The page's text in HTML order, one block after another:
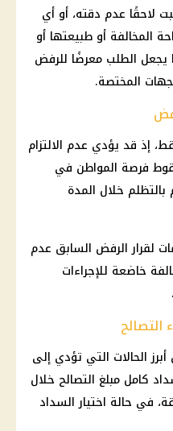
لاحقًا عدم دقته، أو أي
المخالفة أو طبيعتها أو
يجعل الطلب معرضًا للرفض
المختصة.
إذ قد يؤدي عدم الالتزام
فرصة المواطن في
بالتظلم خلال المدة
لقرار الرفض السابق عدم
خاضعة للإجراءات
الحالات التي تؤدي إلى
كامل مبلغ التصالح خلال
في حالة اختيار السداد